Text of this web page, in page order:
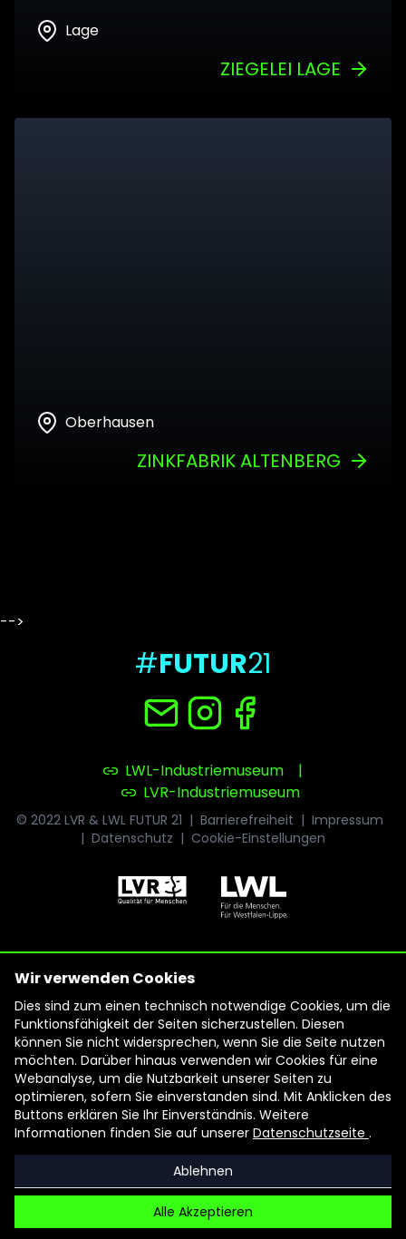
Lage
ZIEGELEI LAGE
Oberhausen
ZINKFABRIK ALTENBERG
-->
#FUTUR21
LWL-Industriemuseum
|
LVR-Industriemuseum
© 2022 LVR & LWL FUTUR 21 | Barrierefreiheit | Impressum
| Datenschutz | Cookie-Einstellungen
Wir verwenden Cookies
Dies sind zum einen technisch notwendige Cookies, um die
Funktionsfähigkeit der Seiten sicherzustellen. Diesen
können Sie nicht widersprechen, wenn Sie die Seite nutzen
möchten. Darüber hinaus verwenden wir Cookies für eine
Webanalyse, um die Nutzbarkeit unserer Seiten zu
optimieren, sofern Sie einverstanden sind. Mit Anklicken des
Buttons erklären Sie Ihr Einverständnis. Weitere
Informationen finden Sie auf unserer Datenschutzseite .
Ablehnen
Alle Akzeptieren